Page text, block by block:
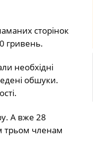
сторінок
гривень.
необхідні
обшуки.
А вже 28
трьом членам